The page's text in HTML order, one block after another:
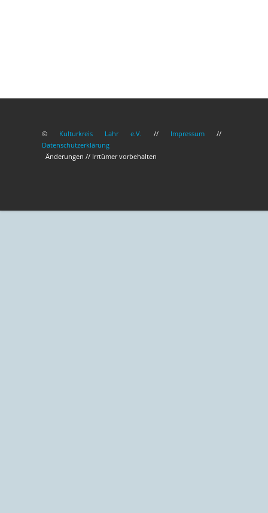
© Kulturkreis Lahr e.V. // Impressum //
Datenschutzerklärung
Änderungen // Irrtümer vorbehalten